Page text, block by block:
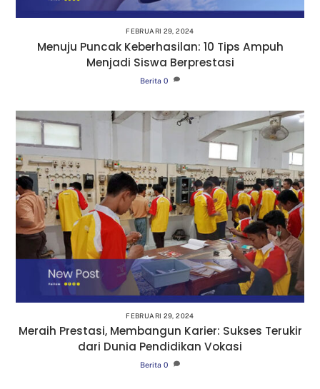
FEBRUARI 29, 2024
Menuju Puncak Keberhasilan: 10 Tips Ampuh
Menjadi Siswa Berprestasi
Berita 0
FEBRUARI 29, 2024
Meraih Prestasi, Membangun Karier: Sukses Terukir
dari Dunia Pendidikan Vokasi
Berita 0